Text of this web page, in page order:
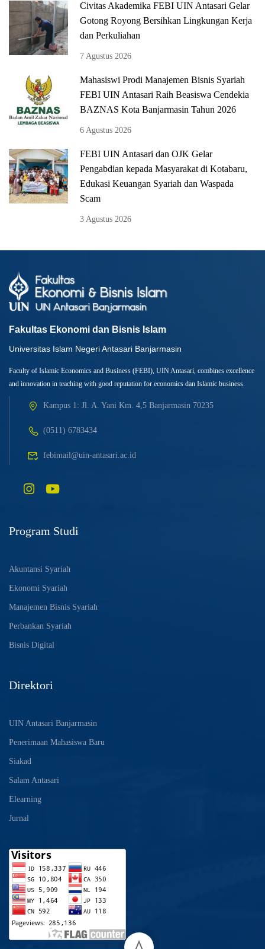
Civitas Akademika FEBI UIN Antasari Gelar
Gotong Royong Bersihkan Lingkungan Kerja
dan Perkuliahan
7 Agustus 2026
Mahasiswi Prodi Manajemen Bisnis Syariah
FEBI UIN Antasari Raih Beasiswa Cendekia
BAZNAS Kota Banjarmasin Tahun 2026
6 Agustus 2026
FEBI UIN Antasari dan OJK Gelar
Pengabdian kepada Masyarakat di Kotabaru,
Edukasi Keuangan Syariah dan Waspada
Scam
3 Agustus 2026
Fakultas Ekonomi dan Bisnis Islam
Universitas Islam Negeri Antasari Banjarmasin
Faculty of Islamic Economics and Business (FEBI), UIN Antasari, combines excellence
and innovation in teaching with good reputation for economics dan Islamic business.
Kampus 1: Jl. A. Yani Km. 4,5 Banjarmasin 70235
(0511) 6783434
febimail@uin-antasari.ac.id
Program Studi
Akuntansi Syariah
Ekonomi Syariah
Manajemen Bisnis Syariah
Perbankan Syariah
Bisnis Digital
Direktori
UIN Antasari Banjarmasin
Penerimaan Mahasiswa Baru
Siakad
Salam Antasari
Elearning
Jurnal